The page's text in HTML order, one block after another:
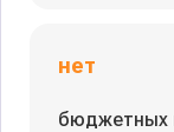
нет
бюджетных